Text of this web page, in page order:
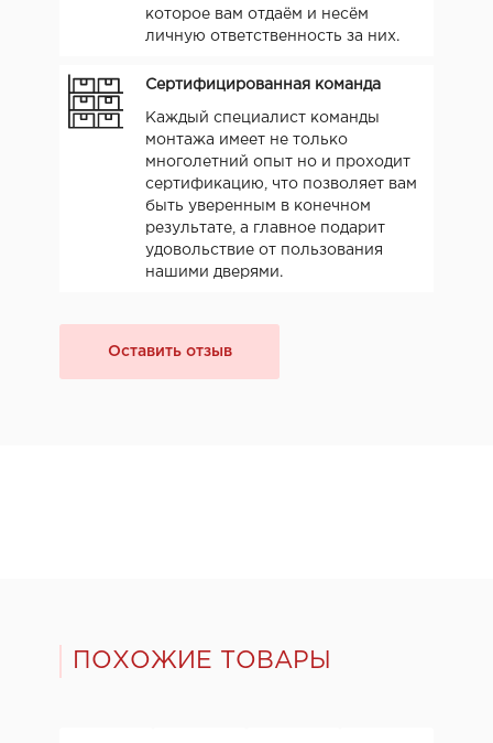
которое вам отдаём и несём
личную ответственность за них.
Сертифицированная команда
Каждый специалист команды
монтажа имеет не только
многолетний опыт но и проходит
сертификацию, что позволяет вам
быть уверенным в конечном
результате, а главное подарит
удовольствие от пользования
нашими дверями.
Оставить отзыв
ПОХОЖИЕ ТОВАРЫ